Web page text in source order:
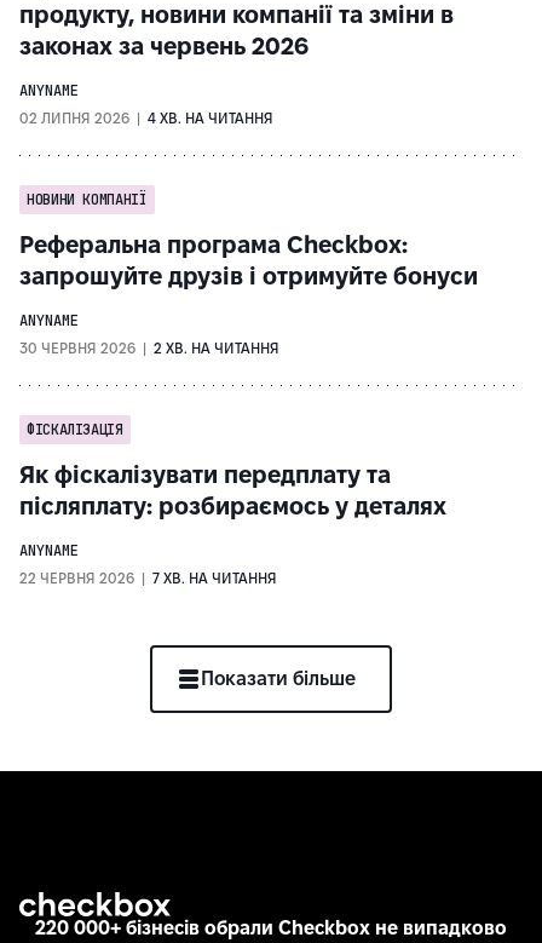
продукту, новини компанії та зміни в
законах за червень 2026
ANYNAME
02 ЛИПНЯ 2026 | 4 ХВ. НА ЧИТАННЯ
НОВИНИ КОМПАНІЇ
Реферальна програма Checkbox:
запрошуйте друзів і отримуйте бонуси
ANYNAME
30 ЧЕРВНЯ 2026 | 2 ХВ. НА ЧИТАННЯ
ФІСКАЛІЗАЦІЯ
Як фіскалізувати передплату та
післяплату: розбираємось у деталях
ANYNAME
22 ЧЕРВНЯ 2026 | 7 ХВ. НА ЧИТАННЯ
Показати більше
220 000+ бізнесів обрали Checkbox не випадково